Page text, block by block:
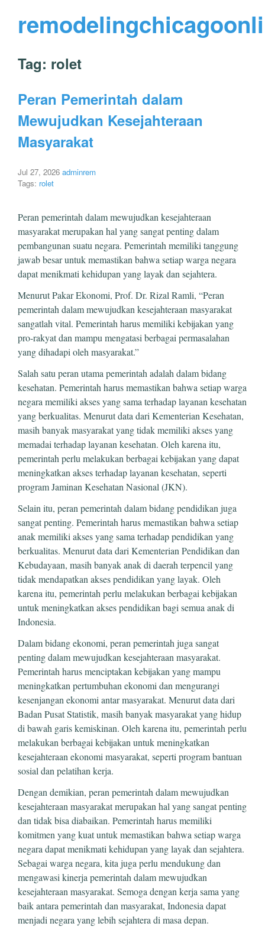
Tag: rolet
Peran Pemerintah dalam
Mewujudkan Kesejahteraan
Masyarakat
Jul 27, 2026 adminrem
Tags: rolet
Peran pemerintah dalam mewujudkan kesejahteraan
masyarakat merupakan hal yang sangat penting dalam
pembangunan suatu negara. Pemerintah memiliki tanggung
jawab besar untuk memastikan bahwa setiap warga negara
dapat menikmati kehidupan yang layak dan sejahtera.
Menurut Pakar Ekonomi, Prof. Dr. Rizal Ramli, “Peran
pemerintah dalam mewujudkan kesejahteraan masyarakat
sangatlah vital. Pemerintah harus memiliki kebijakan yang
pro-rakyat dan mampu mengatasi berbagai permasalahan
yang dihadapi oleh masyarakat.”
Salah satu peran utama pemerintah adalah dalam bidang
kesehatan. Pemerintah harus memastikan bahwa setiap warga
negara memiliki akses yang sama terhadap layanan kesehatan
yang berkualitas. Menurut data dari Kementerian Kesehatan,
masih banyak masyarakat yang tidak memiliki akses yang
memadai terhadap layanan kesehatan. Oleh karena itu,
pemerintah perlu melakukan berbagai kebijakan yang dapat
meningkatkan akses terhadap layanan kesehatan, seperti
program Jaminan Kesehatan Nasional (JKN).
Selain itu, peran pemerintah dalam bidang pendidikan juga
sangat penting. Pemerintah harus memastikan bahwa setiap
anak memiliki akses yang sama terhadap pendidikan yang
berkualitas. Menurut data dari Kementerian Pendidikan dan
Kebudayaan, masih banyak anak di daerah terpencil yang
tidak mendapatkan akses pendidikan yang layak. Oleh
karena itu, pemerintah perlu melakukan berbagai kebijakan
untuk meningkatkan akses pendidikan bagi semua anak di
Indonesia.
Dalam bidang ekonomi, peran pemerintah juga sangat
penting dalam mewujudkan kesejahteraan masyarakat.
Pemerintah harus menciptakan kebijakan yang mampu
meningkatkan pertumbuhan ekonomi dan mengurangi
kesenjangan ekonomi antar masyarakat. Menurut data dari
Badan Pusat Statistik, masih banyak masyarakat yang hidup
di bawah garis kemiskinan. Oleh karena itu, pemerintah perlu
melakukan berbagai kebijakan untuk meningkatkan
kesejahteraan ekonomi masyarakat, seperti program bantuan
sosial dan pelatihan kerja.
Dengan demikian, peran pemerintah dalam mewujudkan
kesejahteraan masyarakat merupakan hal yang sangat penting
dan tidak bisa diabaikan. Pemerintah harus memiliki
komitmen yang kuat untuk memastikan bahwa setiap warga
negara dapat menikmati kehidupan yang layak dan sejahtera.
Sebagai warga negara, kita juga perlu mendukung dan
mengawasi kinerja pemerintah dalam mewujudkan
kesejahteraan masyarakat. Semoga dengan kerja sama yang
baik antara pemerintah dan masyarakat, Indonesia dapat
menjadi negara yang lebih sejahtera di masa depan.